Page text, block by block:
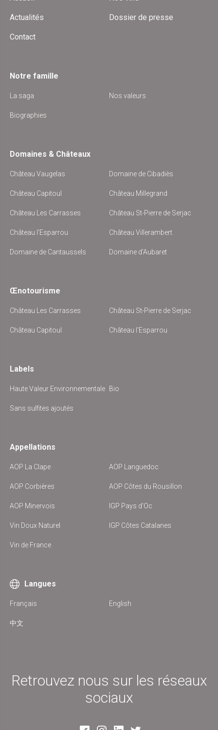
Actualités Dossier de presse
Contact
Notre famille
La saga Nos valeurs
Biographies
Domaines & Châteaux
Château Vaugelas Domaine de Cibadiès
Château Capitoul Château Millegrand
Château Les Carrasses Château St-Pierre de Serjac
Château l'Esparrou Château Villerambert
Domaine de Cantaussels Domaine d'Aubaret
Œnotourisme
Château Les Carrasses Château St-Pierre de Serjac
Château Capitoul Château l'Esparrou
Labels
Haute Valeur Environnementale Bio
Sans sulfites ajoutés
Appellations
AOP La Clape AOP Languedoc
AOP Corbières AOP Côtes du Rousillon
AOP Minervois IGP Pays d'Oc
Vin Doux Naturel IGP Côtes Catalanes
Vin de France
Langues
Français English
中文
Retrouvez nous sur les réseaux
sociaux